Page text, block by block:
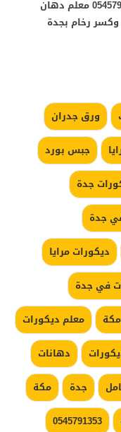
معلم دهانات جدة 0545791353 معلم دهان
رخام بجدة
ورق جدران
جبس بورد
جدة
جدة
ديكورات مرايا
في جدة
معلم ديكورات
دهانات
جدة
مكة
0545791353